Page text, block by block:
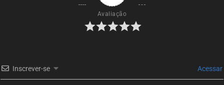
ASSISTIDO
EPISÓDIO 30
EPISÓDIO 29
Avaliação
Inscrever-se Acessar